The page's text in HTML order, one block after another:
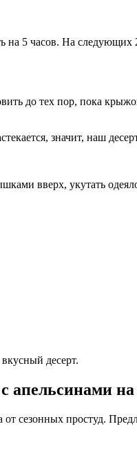
5 часов. На следующих
до тех пор, пока
значит, наш
вверх, укутать
десерт.
апельсинами
сезонных простуд.